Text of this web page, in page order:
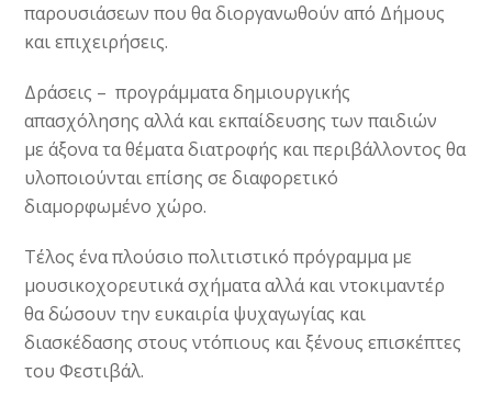
παρουσιάσεων που θα διοργανωθούν από Δήμους
και επιχειρήσεις.
Δράσεις – προγράμματα δημιουργικής
απασχόλησης αλλά και εκπαίδευσης των παιδιών
με άξονα τα θέματα διατροφής και περιβάλλοντος θα
υλοποιούνται επίσης σε διαφορετικό
διαμορφωμένο χώρο.
Τέλος ένα πλούσιο πολιτιστικό πρόγραμμα με
μουσικοχορευτικά σχήματα αλλά και ντοκιμαντέρ
θα δώσουν την ευκαιρία ψυχαγωγίας και
διασκέδασης στους ντόπιους και ξένους επισκέπτες
του Φεστιβάλ.